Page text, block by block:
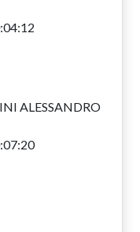
ALESSANDRO